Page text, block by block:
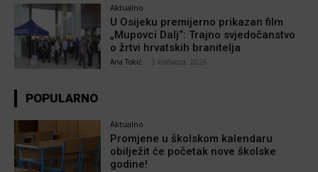
Aktualno
U Osijeku premijerno prikazan film
„Mupovci Dalj“: Trajno svjedočanstvo
o žrtvi hrvatskih branitelja
Ana Tokić 3 kolovoza, 2026
POPULARNO
Aktualno
Promjene u školskom kalendaru
obilježit će početak nove školske
godine!